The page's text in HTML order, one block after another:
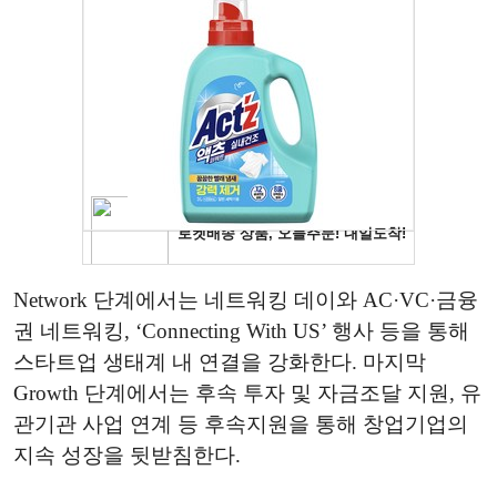
Network 단계에서는 네트워킹 데이와 AC·VC·금융
권 네트워킹, ‘Connecting With US’ 행사 등을 통해
스타트업 생태계 내 연결을 강화한다. 마지막
Growth 단계에서는 후속 투자 및 자금조달 지원, 유
관기관 사업 연계 등 후속지원을 통해 창업기업의
지속 성장을 뒷받침한다.